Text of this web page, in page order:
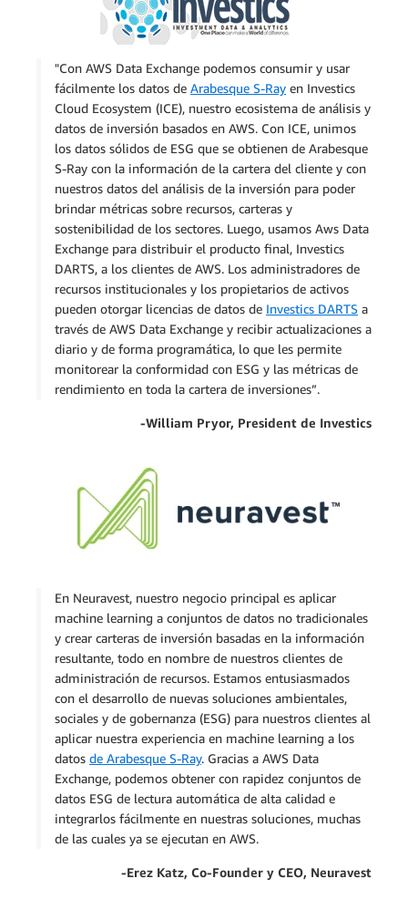
"Con AWS Data Exchange podemos consumir y usar
fácilmente los datos de Arabesque S-Ray en Investics
Cloud Ecosystem (ICE), nuestro ecosistema de análisis y
datos de inversión basados en AWS. Con ICE, unimos
los datos sólidos de ESG que se obtienen de Arabesque
S-Ray con la información de la cartera del cliente y con
nuestros datos del análisis de la inversión para poder
brindar métricas sobre recursos, carteras y
sostenibilidad de los sectores. Luego, usamos Aws Data
Exchange para distribuir el producto final, Investics
DARTS, a los clientes de AWS. Los administradores de
recursos institucionales y los propietarios de activos
pueden otorgar licencias de datos de Investics DARTS a
través de AWS Data Exchange y recibir actualizaciones a
diario y de forma programática, lo que les permite
monitorear la conformidad con ESG y las métricas de
rendimiento en toda la cartera de inversiones”.
-William Pryor, President de Investics
En Neuravest, nuestro negocio principal es aplicar
machine learning a conjuntos de datos no tradicionales
y crear carteras de inversión basadas en la información
resultante, todo en nombre de nuestros clientes de
administración de recursos. Estamos entusiasmados
con el desarrollo de nuevas soluciones ambientales,
sociales y de gobernanza (ESG) para nuestros clientes al
aplicar nuestra experiencia en machine learning a los
datos de Arabesque S-Ray. Gracias a AWS Data
Exchange, podemos obtener con rapidez conjuntos de
datos ESG de lectura automática de alta calidad e
integrarlos fácilmente en nuestras soluciones, muchas
de las cuales ya se ejecutan en AWS.
-Erez Katz, Co-Founder y CEO, Neuravest